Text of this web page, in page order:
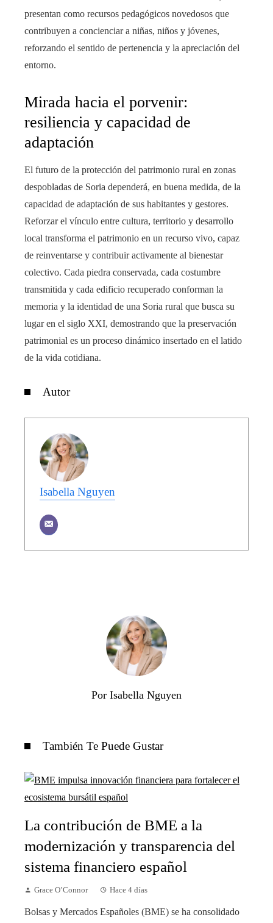
presentan como recursos pedagógicos novedosos que
contribuyen a concienciar a niñas, niños y jóvenes,
reforzando el sentido de pertenencia y la apreciación del
entorno.
Mirada hacia el porvenir:
resiliencia y capacidad de
adaptación
El futuro de la protección del patrimonio rural en zonas
despobladas de Soria dependerá, en buena medida, de la
capacidad de adaptación de sus habitantes y gestores.
Reforzar el vínculo entre cultura, territorio y desarrollo
local transforma el patrimonio en un recurso vivo, capaz
de reinventarse y contribuir activamente al bienestar
colectivo. Cada piedra conservada, cada costumbre
transmitida y cada edificio recuperado conforman la
memoria y la identidad de una Soria rural que busca su
lugar en el siglo XXI, demostrando que la preservación
patrimonial es un proceso dinámico insertado en el latido
de la vida cotidiana.
Autor
Isabella Nguyen
Por Isabella Nguyen
También Te Puede Gustar
La contribución de BME a la
modernización y transparencia del
sistema financiero español
Grace O’Connor Hace 4 días
Bolsas y Mercados Españoles (BME) se ha consolidado